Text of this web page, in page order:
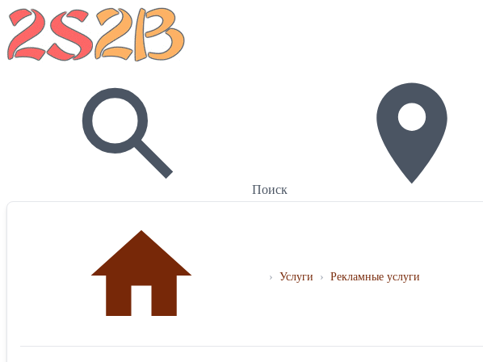
Поиск
› Услуги › Рекламные услуги